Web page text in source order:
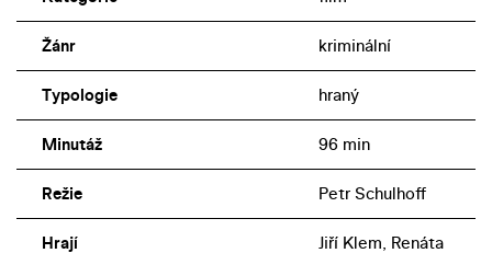
Žánr kriminální
Typologie hraný
Minutáž 96 min
Režie Petr Schulhoff
Hrají
Jiří Klem, Renáta